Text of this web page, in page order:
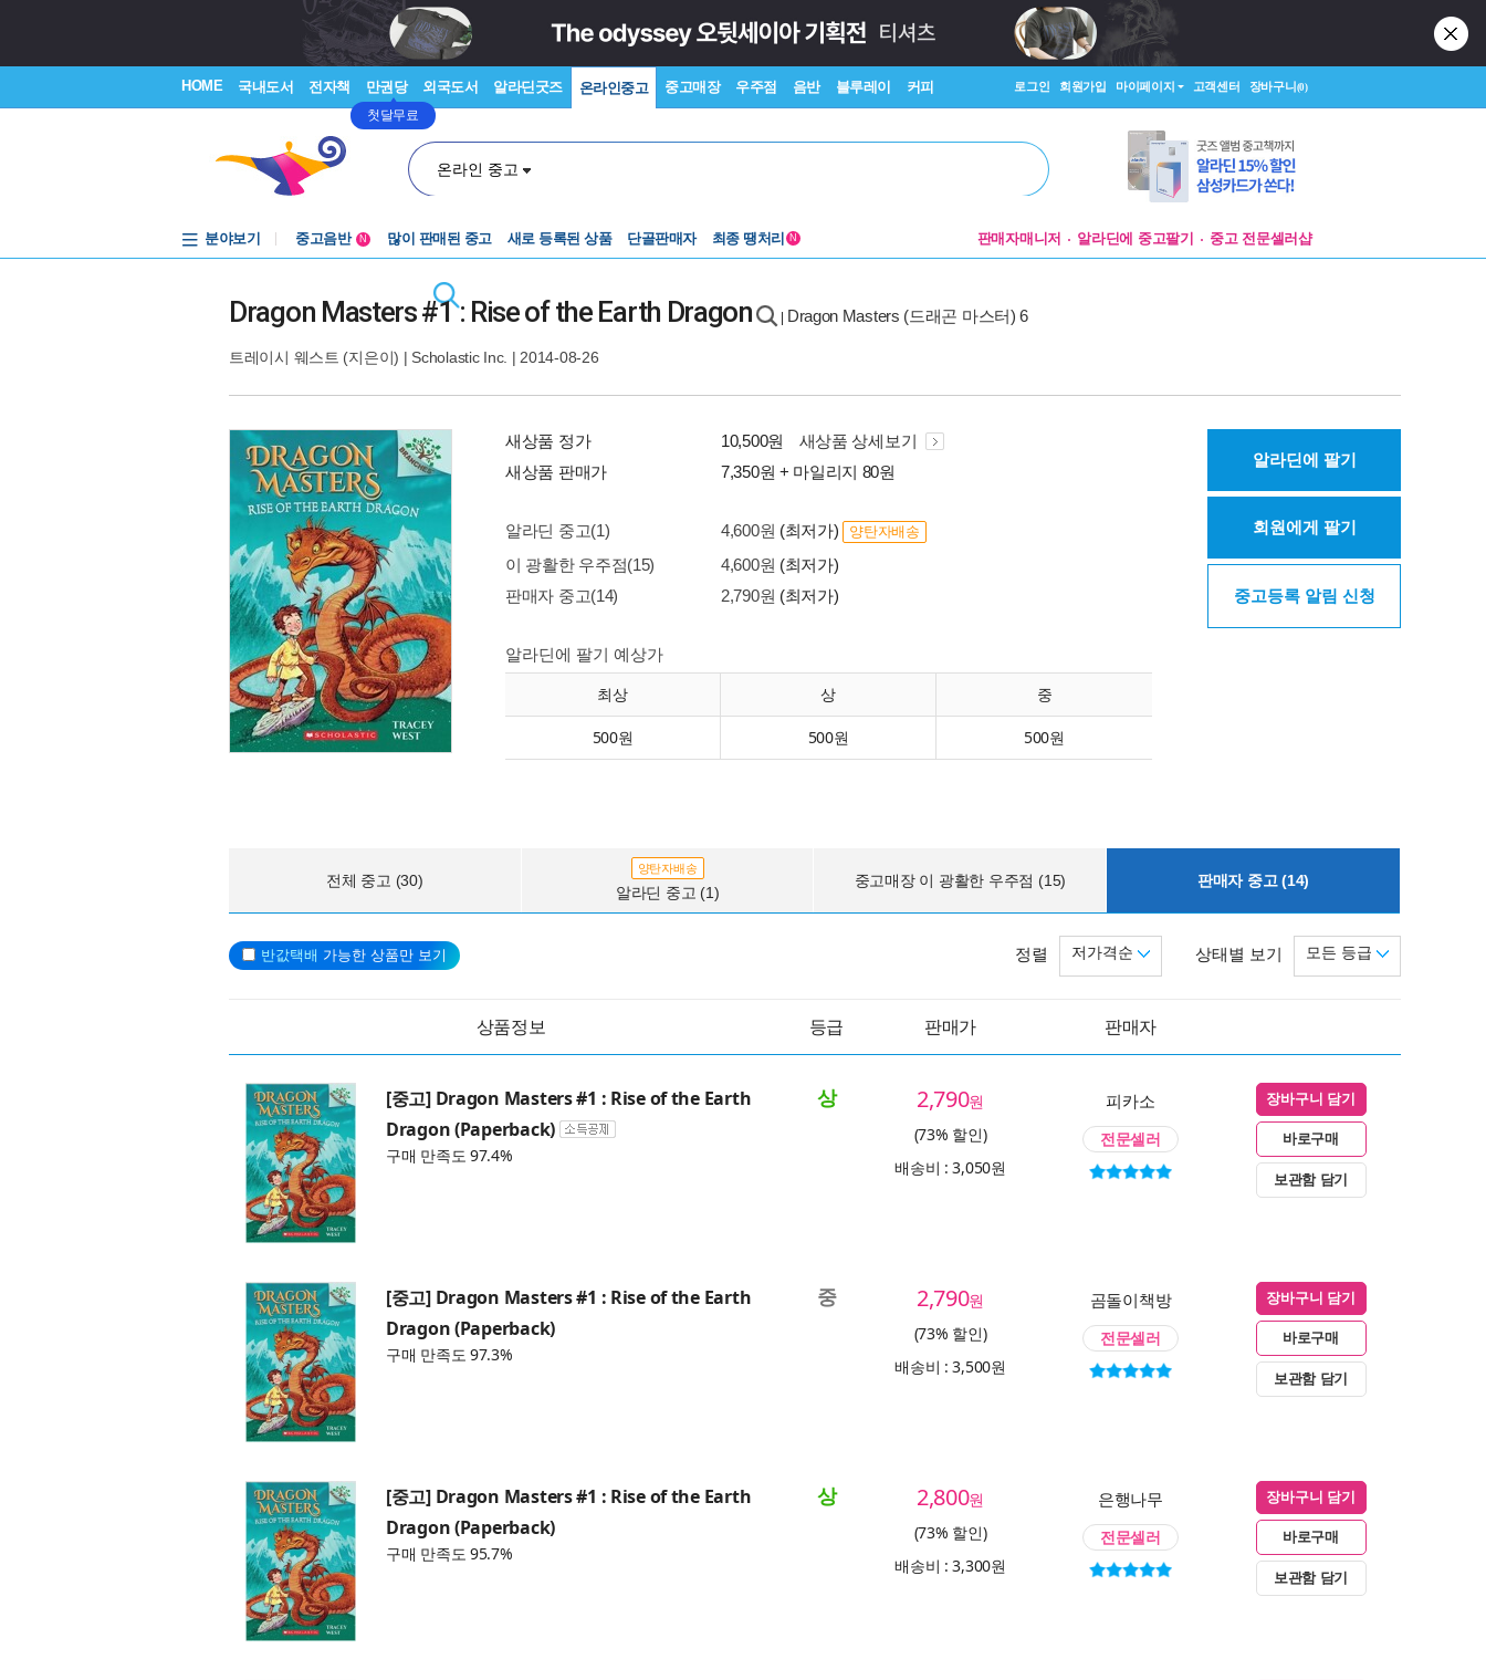
HOME 국내도서 전자책 만권당
첫달무료
외국도서 알라딘굿즈 온라인중고 중고매장 우주점 음반 블루레이 커피 로그인 회원가입 마이페이지 고객센터 장바구니(0)
온라인 중고
분야보기
중고음반
N 많이 판매된 중고 새로 등록된 상품 단골판매자 최종 땡처리 N 판매자매니저 알라딘에 중고팔기 중고 전문셀러샵
Dragon Masters #1 : Rise of the Earth Dragon Dragon Masters (드래곤 마스터) 6
트레이시 웨스트 (지은이) | Scholastic Inc. | 2014-08-26
새상품 정가 10,500원
새상품 상세보기
새상품 판매가
7,350원 + 마일리지 80원
알라딘 중고(1) 4,600원 (최저가) 양탄자배송
이 광활한 우주점(15) 4,600원 (최저가)
판매자 중고(14)
2,790원 (최저가)
알라딘에 팔기 예상가
최상 상 중
500원 500원 500원
알라딘에 팔기
회원에게 팔기
중고등록 알림 신청
전체 중고 (30)
양탄자배송
알라딘 중고 (1)
중고매장 이 광활한 우주점 (15) 판매자 중고 (14)
반값택배 가능한 상품만 보기 상태별 보기 모든 등급
정렬 저가격순
상품정보 등급 판매가 판매자
[중고] Dragon Masters #1 : Rise of the Earth
Dragon (Paperback)
구매 만족도 97.4%
상 2,790원
(73% 할인)
배송비 : 3,050원
피카소
전문셀러
장바구니 담기
바로구매
보관함 담기
[중고] Dragon Masters #1 : Rise of the Earth
Dragon (Paperback)
구매 만족도 97.3%
중 2,790원
(73% 할인)
배송비 : 3,500원
곰돌이책방
전문셀러
장바구니 담기
바로구매
보관함 담기
[중고] Dragon Masters #1 : Rise of the Earth
Dragon (Paperback)
구매 만족도 95.7%
상 2,800원
(73% 할인)
배송비 : 3,300원
은행나무
전문셀러
장바구니 담기
바로구매
보관함 담기